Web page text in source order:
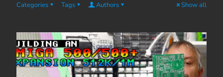
Categories Tags Authors Show all